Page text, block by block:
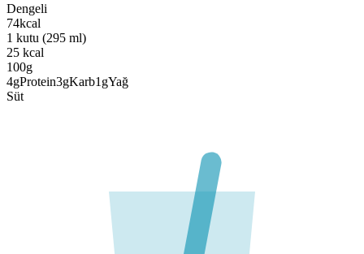
Dengeli
74kcal
1 kutu (295 ml)
25 kcal
100g
4gProtein3gKarb1 gYağ
Süt